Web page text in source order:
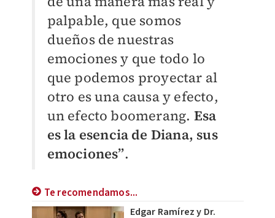
palpable, que somos
dueños de nuestras
emociones y que todo lo
que podemos proyectar al
otro es una causa y efecto,
un efecto boomerang. Esa
es la esencia de Diana, sus
emociones”.
Te recomendamos...
Edgar Ramírez y Dr.